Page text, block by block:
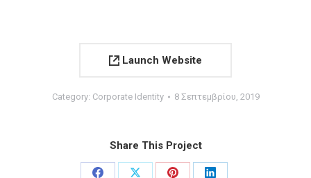
Launch Website
Category: Corporate Identity 8 Σεπτεμβρίου, 2019
Share This Project